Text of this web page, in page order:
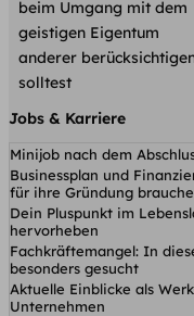
beim Umgang mit dem
geistigen Eigentum
anderer
solltest
Jobs & Karriere
Minijob nach dem
Businessplan und
für ihre Gründung
Dein Pluspunkt im
hervorheben
Fachkräftemangel: In
besonders gesucht
Aktuelle Einblicke als
Unternehmen